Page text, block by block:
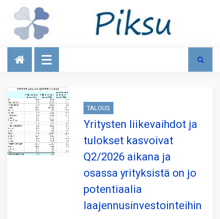
Talous
TALOUS
Yritysten liikevaihdot ja
tulokset kasvoivat
Q2/2026 aikana ja
osassa yrityksistä on jo
potentiaalia
laajennusinvestointeihin